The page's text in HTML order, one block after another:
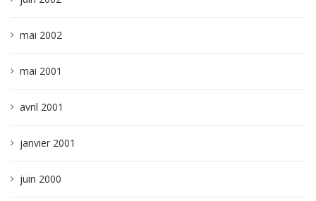
mai 2002
mai 2001
avril 2001
janvier 2001
juin 2000